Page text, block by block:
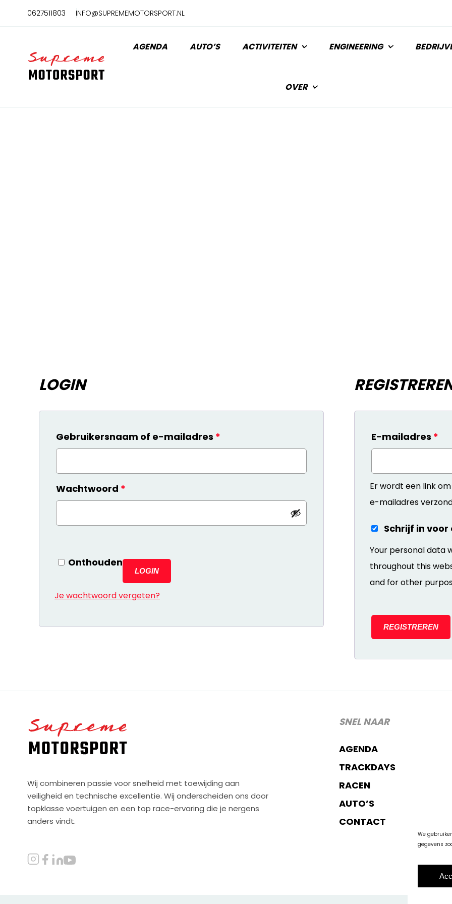
We
gegevens
0627511803 INFO@SUPREMEMOTORSPORT.NL
Home
AGENDA AUTO’S ACTIVITEITEN ENGINEERING
OVER
LOGIN
Gebruikersnaam of e-mailadres *
Wachtwoord *
Onthouden
LOGIN
Je wachtwoord vergeten?
E-mailadres *
Er wordt een link
e-mailadres
Schrijf in
Your personal data
throughout this
and for other
REGISTREREN
Home
Wij combineren passie voor snelheid met toewijding aan
veiligheid en technische excellentie. Wij onderscheiden ons door
topklasse voertuigen en een top race-ervaring die je nergens
anders vindt.
SNEL NAAR
AGENDA
TRACKDAYS
RACEN
AUTO’S
CONTACT